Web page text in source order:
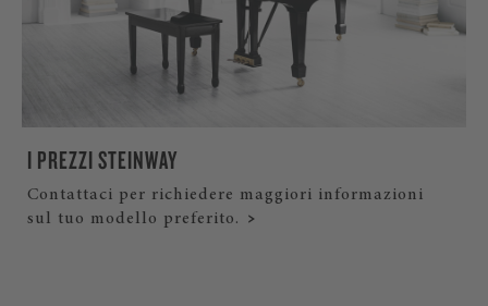
I PREZZI STEINWAY
Contattaci per richiedere maggiori informazioni
sul tuo modello preferito.